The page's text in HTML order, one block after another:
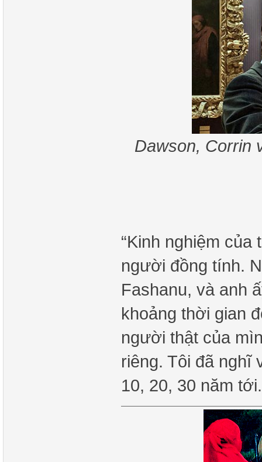
Dawson, Corrin
“Kinh nghiệm của
người đồng tính.
Fashanu, và anh
khoảng thời gian
người thật của
riêng. Tôi đã nghĩ
10, 20, 30 năm